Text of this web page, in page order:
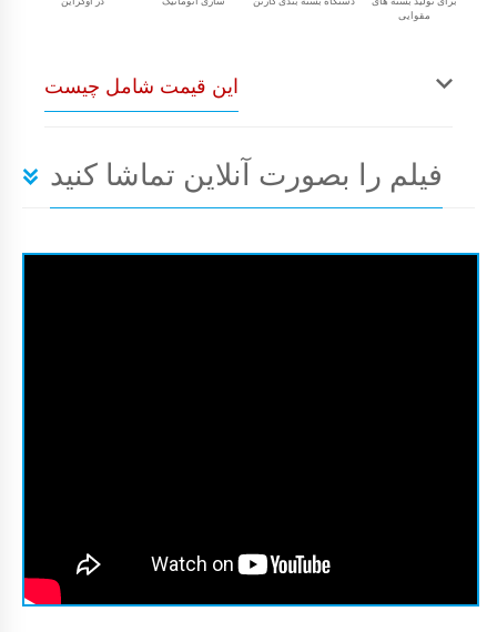
مقوایی
این قیمت شامل چیست
فیلم را بصورت آنلاین تماشا کنید